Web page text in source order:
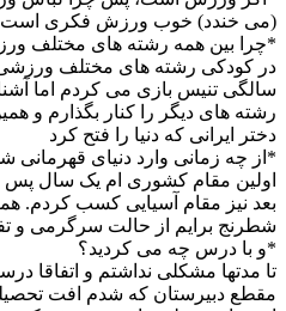
(می خندد) خوب ورزش فکری
*چرا بین همه رشته های مختلف
در کودکی رشته های مختلف ورزشی
سالگی تنیس بازی می کردم اما
رشته های دیگر را کنار بگذارم و
دختر ایرانی که دنیا را فتح کرد
*از چه زمانی وارد دنیای قهرمانی
اولین مقام کشوری ام یک سال پس
بعد نیز مقام آسیایی کسب کردم.
شطرنج برایم از حالت سرگرمی و
*و با درس چه می کردید؟
تا مدتها مشکلی نداشتم و اتفاقا
مقطع دبیرستان که شدم افت